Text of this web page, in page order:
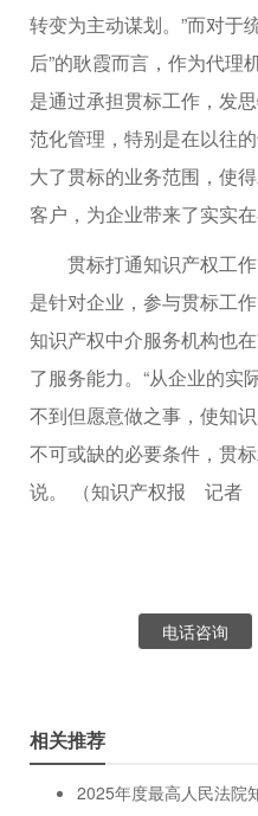
转变为主动谋划。”而对于
后”的耿霞而言，作为代理
是通过承担贯标工作，发
范化管理，特别是在以往
大了贯标的业务范围，使
客户，为企业带来了实实在
贯标打通知识产权工作
是针对企业，参与贯标工
知识产权中介服务机构也
了服务能力。“从企业的实
不到但愿意做之事，使知
不可或缺的必要条件，贯
说。 （知识产权报 记者
电话咨询
相关推荐
2025年度最高人民法院